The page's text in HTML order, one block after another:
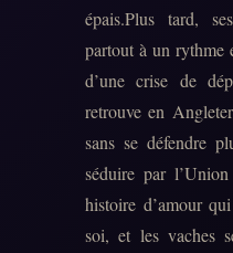
épais.Plus tard,
partout à un rythme
d’une crise de
retrouve en
sans se défendre
séduire par
histoire d’amour
soi, et les vaches